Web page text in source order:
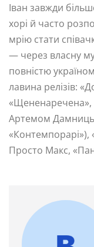
Іван завжди
хорі й часто
мрію стати
— через власну
повністю
лавина релізів:
«Щененаречена»,
Артемом
«Контемпорарі»),
Просто Макс,